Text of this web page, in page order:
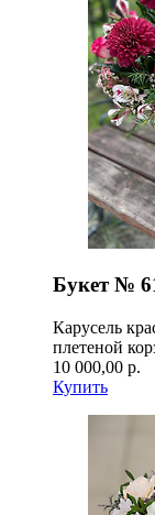
Букет №
Карусель
плетеной
10 000,00 р.
Купить